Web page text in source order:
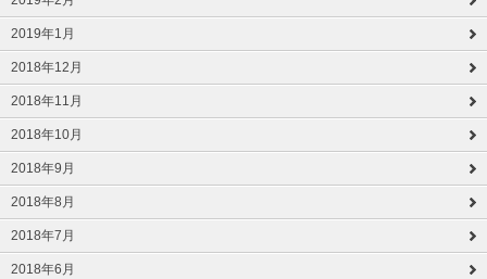
2019年1月
2018年12月
2018年11月
2018年10月
2018年9月
2018年8月
2018年7月
2018年6月